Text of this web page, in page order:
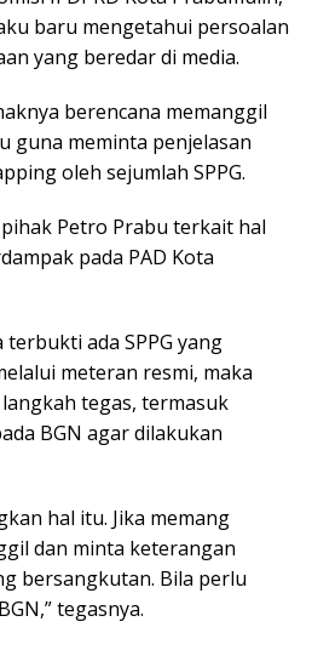
baru mengetahui persoalan
yang beredar di media.
berencana memanggil
guna meminta penjelasan
oleh sejumlah SPPG.
Petro Prabu terkait hal
pada PAD Kota
ada SPPG yang
meteran resmi, maka
tegas, termasuk
BGN agar dilakukan
hal itu. Jika memang
dan minta keterangan
bersangkutan. Bila perlu
tegasnya.